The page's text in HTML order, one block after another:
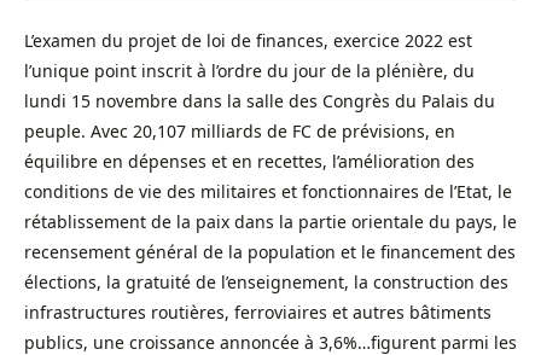
L’examen du projet de loi de finances, exercice 2022 est
l’unique point inscrit à l’ordre du jour de la plénière, du
lundi 15 novembre dans la salle des Congrès du Palais du
peuple. Avec 20,107 milliards de FC de prévisions, en
équilibre en dépenses et en recettes, l’amélioration des
conditions de vie des militaires et fonctionnaires de l’Etat, le
rétablissement de la paix dans la partie orientale du pays, le
recensement général de la population et le financement des
élections, la gratuité de l’enseignement, la construction des
infrastructures routières, ferroviaires et autres bâtiments
publics, une croissance annoncée à 3,6%…figurent parmi les